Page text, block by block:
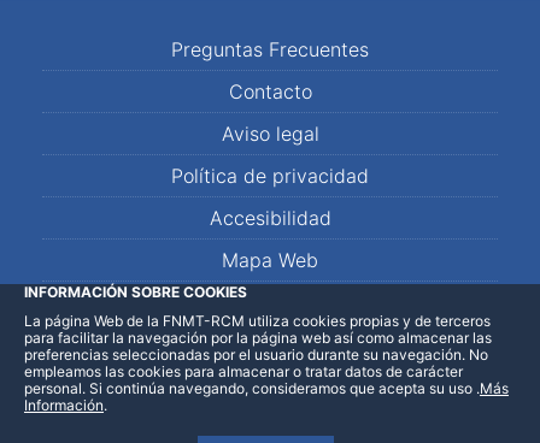
Preguntas Frecuentes
Contacto
Aviso legal
Política de privacidad
Accesibilidad
Mapa Web
LinkedInFacebookWhatsApp
INFORMACIÓN SOBRE COOKIES
La página Web de la FNMT-RCM utiliza cookies propias y de terceros
para facilitar la navegación por la página web así como almacenar las
preferencias seleccionadas por el usuario durante su navegación. No
empleamos las cookies para almacenar o tratar datos de carácter
personal. Si continúa navegando, consideramos que acepta su uso .Más
Información.